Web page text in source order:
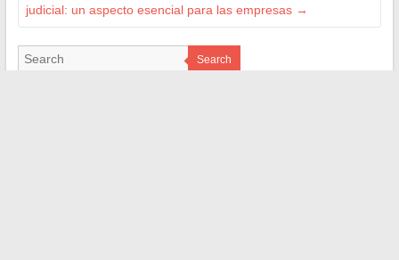
judicial: un aspecto esencial para las empresas →
Search